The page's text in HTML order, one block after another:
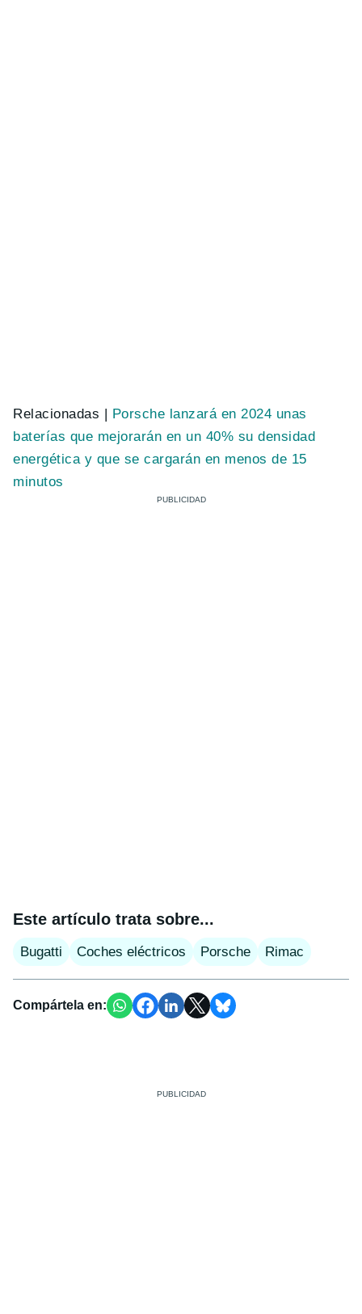
Relacionadas | Porsche lanzará en 2024 unas
baterías que mejorarán en un 40% su densidad
energética y que se cargarán en menos de 15
minutos
Este artículo trata sobre...
Bugatti Coches eléctricos Porsche Rimac
Compártela en: